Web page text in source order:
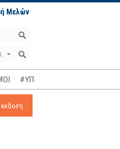
Μελών
#ΥΠΟΚΛΟΠΕΣ
έκδοση